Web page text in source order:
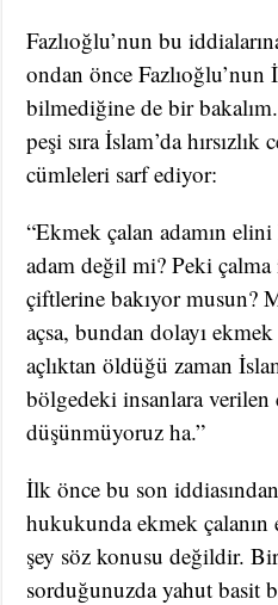
Fazlıoğlu’nun bu
ondan önce
bilmediğine de bir
peşi sıra İslam’da hırsızlık
cümleleri sarf ediyor:
“Ekmek çalan adamın
adam değil mi? Peki
çiftlerine bakıyor musun?
açsa, bundan dolayı
açlıktan öldüğü zaman
bölgedeki insanlara verilen
düşünmüyoruz ha.”
İlk önce bu son
hukukunda ekmek
şey söz konusu değildir.
sorduğunuzda yahut basit